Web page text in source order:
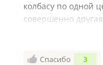
Кафе " Ku`ula";
Кафе "ДоСыта";
Dumpling
Кафе "Ichiban Kare
колбасу по одной
совершенно
цены и
крайне не
Спасибо 3